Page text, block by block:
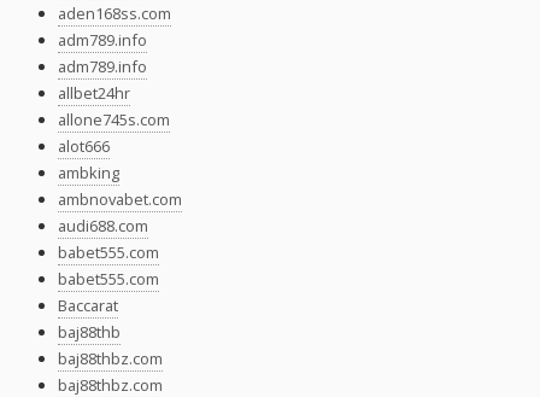
aden168ss.com
adm789.info
adm789.info
allbet24hr
allone745s.com
alot666
ambking
ambnovabet.com
audi688.com
babet555.com
babet555.com
Baccarat
baj88thb
baj88thbz.com
baj88thbz.com